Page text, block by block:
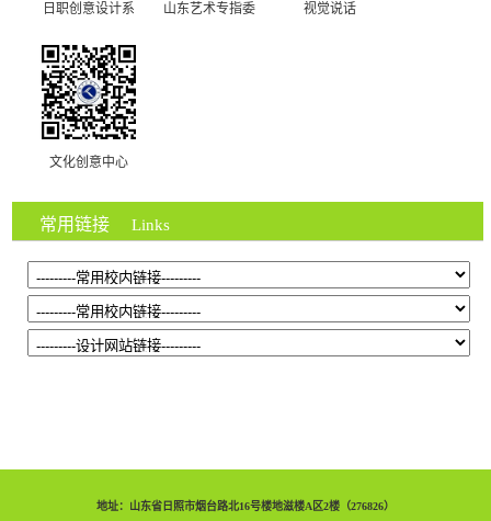
日职创意设计系 山东艺术专指委 视觉说话
文化创意中心
常用链接 Links
地址：山东省日照市烟台路北16号楼地滋楼A区2楼（276826）